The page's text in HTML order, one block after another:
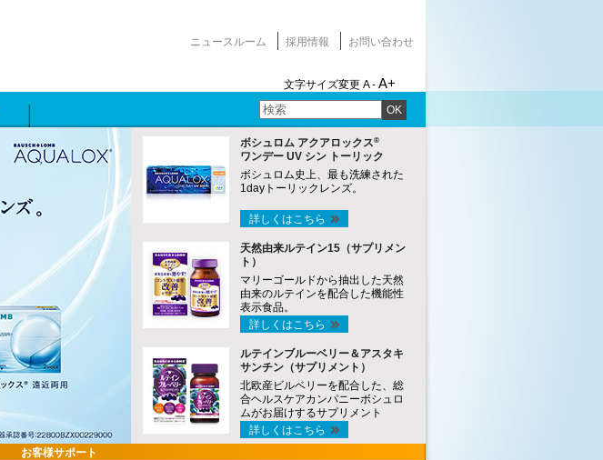
ニュースルーム 採用情報 お問い合わせ
文字サイズ変更 A - A+
OK
ボシュロム アクアロックス®
ワンデー UV シン トーリック
ボシュロム史上、最も洗練された
1dayトーリックレンズ。
詳しくはこちら
天然由来ルテイン15（サプリメン
ト）
マリーゴールドから抽出した天然
由来のルテインを配合した機能性
表示食品。
詳しくはこちら
ルテインブルーベリー＆アスタキ
サンチン（サプリメント）
北欧産ビルベリーを配合した、総
合ヘルスケアカンパニーボシュロ
ムがお届けするサプリメント
詳しくはこちら
お客様サポート